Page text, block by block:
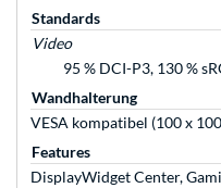
Standards
Video
95 % DCI-P3, 130 %
Wandhalterung
VESA kompatibel (100 x
Features
DisplayWidget Center,